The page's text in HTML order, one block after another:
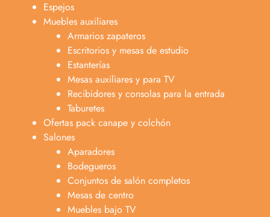
Espejos
Muebles auxiliares
Armarios zapateros
Escritorios y mesas de estudio
Estanterías
Mesas auxiliares y para TV
Recibidores y consolas para la entrada
Taburetes
Ofertas pack canape y colchón
Salones
Aparadores
Bodegueros
Conjuntos de salón completos
Mesas de centro
Muebles bajo TV